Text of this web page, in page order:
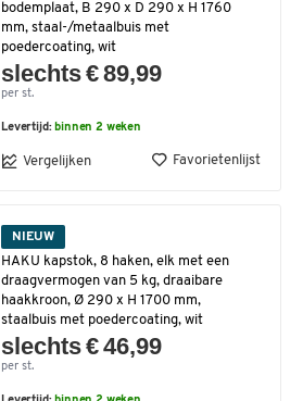
bodemplaat, B 290 x D 290 x H 1760
mm, staal-/metaalbuis met
poedercoating, wit
slechts € 89,99
per st.
Levertijd:binnen 2 weken
Vergelijken Favorietenlijst
NIEUW
HAKU kapstok, 8 haken, elk met een
draagvermogen van 5 kg, draaibare
haakkroon, Ø 290 x H 1700 mm,
staalbuis met poedercoating, wit
slechts € 46,99
per st.